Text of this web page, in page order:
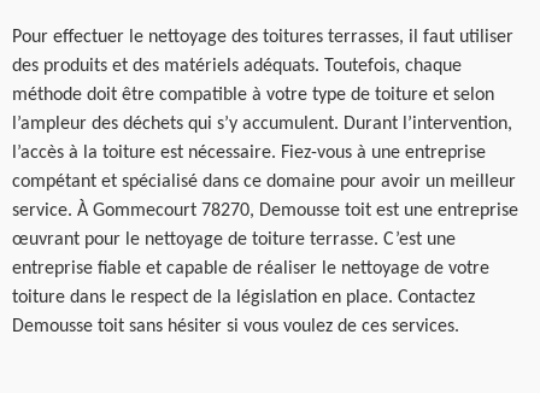
Pour effectuer le nettoyage des toitures terrasses, il faut utiliser
des produits et des matériels adéquats. Toutefois, chaque
méthode doit être compatible à votre type de toiture et selon
l’ampleur des déchets qui s’y accumulent. Durant l’intervention,
l’accès à la toiture est nécessaire. Fiez-vous à une entreprise
compétant et spécialisé dans ce domaine pour avoir un meilleur
service. À Gommecourt 78270, Demousse toit est une entreprise
œuvrant pour le nettoyage de toiture terrasse. C’est une
entreprise fiable et capable de réaliser le nettoyage de votre
toiture dans le respect de la législation en place. Contactez
Demousse toit sans hésiter si vous voulez de ces services.